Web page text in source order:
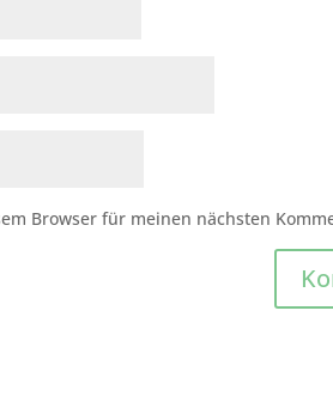
Browser für meinen nächsten